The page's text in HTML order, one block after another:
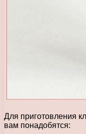
Для приготовления
вам понадобятся: